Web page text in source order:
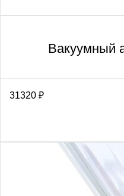
Вакуумный
31320 ₽